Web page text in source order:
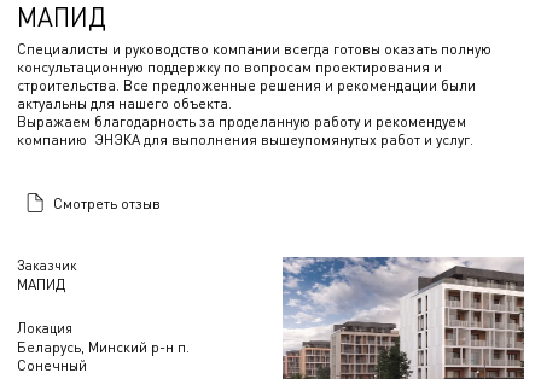
Заказчик
МАПИД
Локация
Беларусь, Минский р-н п.
Сонечный
МАПИД
Специалисты и руководство компании всегда готовы оказать полную
консультационную поддержку по вопросам проектирования и
строительства. Все предложенные решения и рекомендации были
актуальны для нашего объекта.
Выражаем благодарность за проделанную работу и рекомендуем
компанию ЭНЭКА для выполнения вышеупомянутых работ и услуг.
Смотреть отзыв